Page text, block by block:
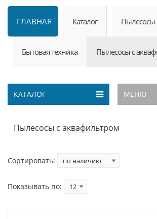
ГЛАВНАЯ Каталог Пылесосы
Бытовая техника Пылесосы с
КАТАЛОГ МЕНЮ
Пылесосы с аквафильтром
Сортировать:
Показывать по: